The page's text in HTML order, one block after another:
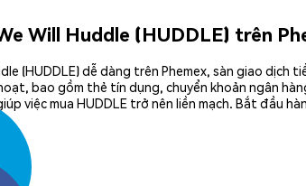
Will Huddle (HUDDLE) trên
(HUDDLE) dễ dàng trên Phemex, sàn giao
bao gồm thẻ tín dụng, chuyển khoản ngân
việc mua HUDDLE trở nên liền mạch. Bắt đầu